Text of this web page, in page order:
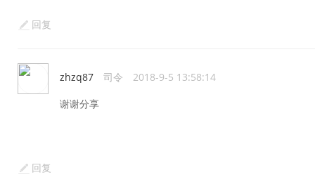
回复
zhzq87 司令 2018-9-5 13:58:14
谢谢分享
回复